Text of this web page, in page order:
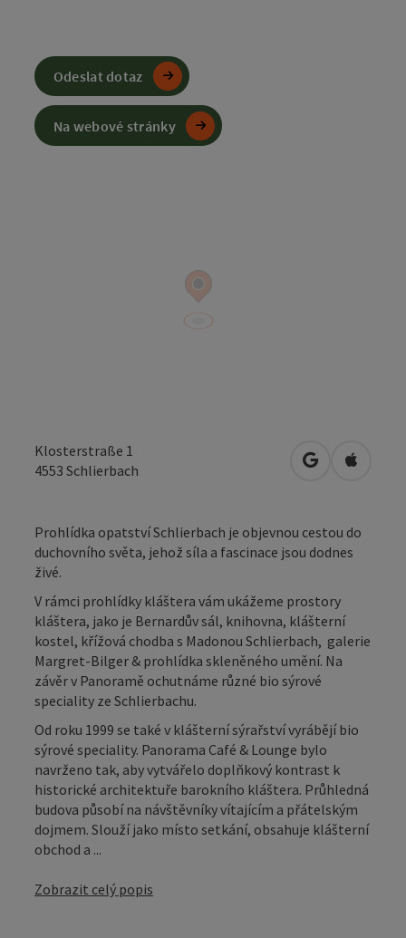
Klosterstraße 1
4553 Schlierbach Otevřít vOtevřít
Prohlídka opatství Schlierbach je objevnou cestou do
duchovního světa, jehož síla a fascinace jsou dodnes
živé.
V rámci prohlídky kláštera vám ukážeme prostory
kláštera, jako je Bernardův sál, knihovna, klášterní
kostel, křížová chodba s Madonou Schlierbach, galerie
Margret-Bilger & prohlídka skleněného umění. Na
závěr v Panoramě ochutnáme různé bio sýrové
speciality ze Schlierbachu.
Od roku 1999 se také v klášterní sýrařství vyrábějí bio
sýrové speciality. Panorama Café & Lounge bylo
navrženo tak, aby vytvářelo doplňkový kontrast k
historické architektuře barokního kláštera. Průhledná
budova působí na návštěvníky vítajícím a přátelským
dojmem. Slouží jako místo setkání, obsahuje klášterní
obchod a ...
Zobrazit celý popis
Odeslat dotaz
Na webové stránky